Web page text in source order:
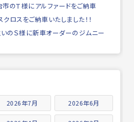
市のＴ様にアルファードをご納車
ロスをご納車いたしました！！
のＳ様に新車オーダーのジムニー
2026年7月 2026年6月